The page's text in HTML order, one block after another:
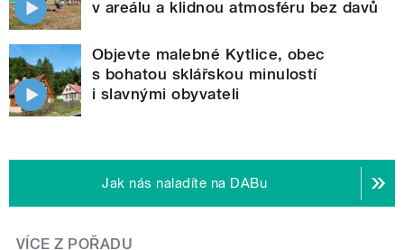
v areálu a klidnou atmosféru bez davů
Objevte malebné Kytlice, obec
s bohatou sklářskou minulostí
i slavnými obyvateli
Jak nás naladíte na DABu
VÍCE Z POŘADU